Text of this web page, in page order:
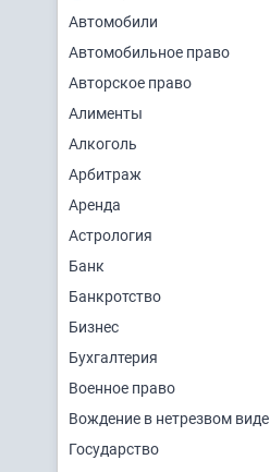
Автомобили
Автомобильное право
Авторское право
Алименты
Алкоголь
Арбитраж
Аренда
Астрология
Банк
Банкротство
Бизнес
Бухгалтерия
Военное право
Вождение в нетрезвом виде
Государство